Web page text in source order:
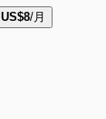
US$8/月